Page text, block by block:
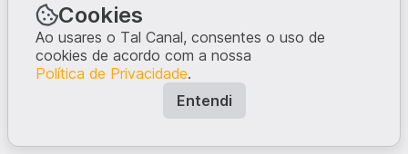
Cookies
Ao usares o Tal Canal, consentes o uso de
cookies de acordo com a nossa
Política de Privacidade.
Entendi